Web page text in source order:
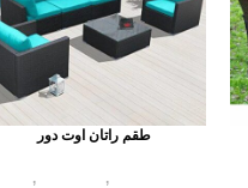
طقم راتان اوت دور
أثاث اوت دور, أطقم راتان,